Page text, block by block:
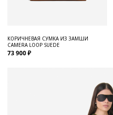
КОРИЧНЕВАЯ СУМКА ИЗ ЗАМШИ
CAMERA LOOP SUEDE
73 900 ₽